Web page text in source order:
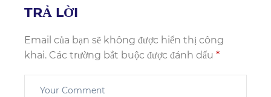
TRẢ LỜI
Email của bạn sẽ không được hiển thị công
khai. Các trường bắt buộc được đánh dấu *